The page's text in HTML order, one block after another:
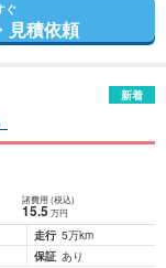
ぐ
見積依頼
新着
諸費用 (税込)
15.5 万円
走行 5万km
保証 あり